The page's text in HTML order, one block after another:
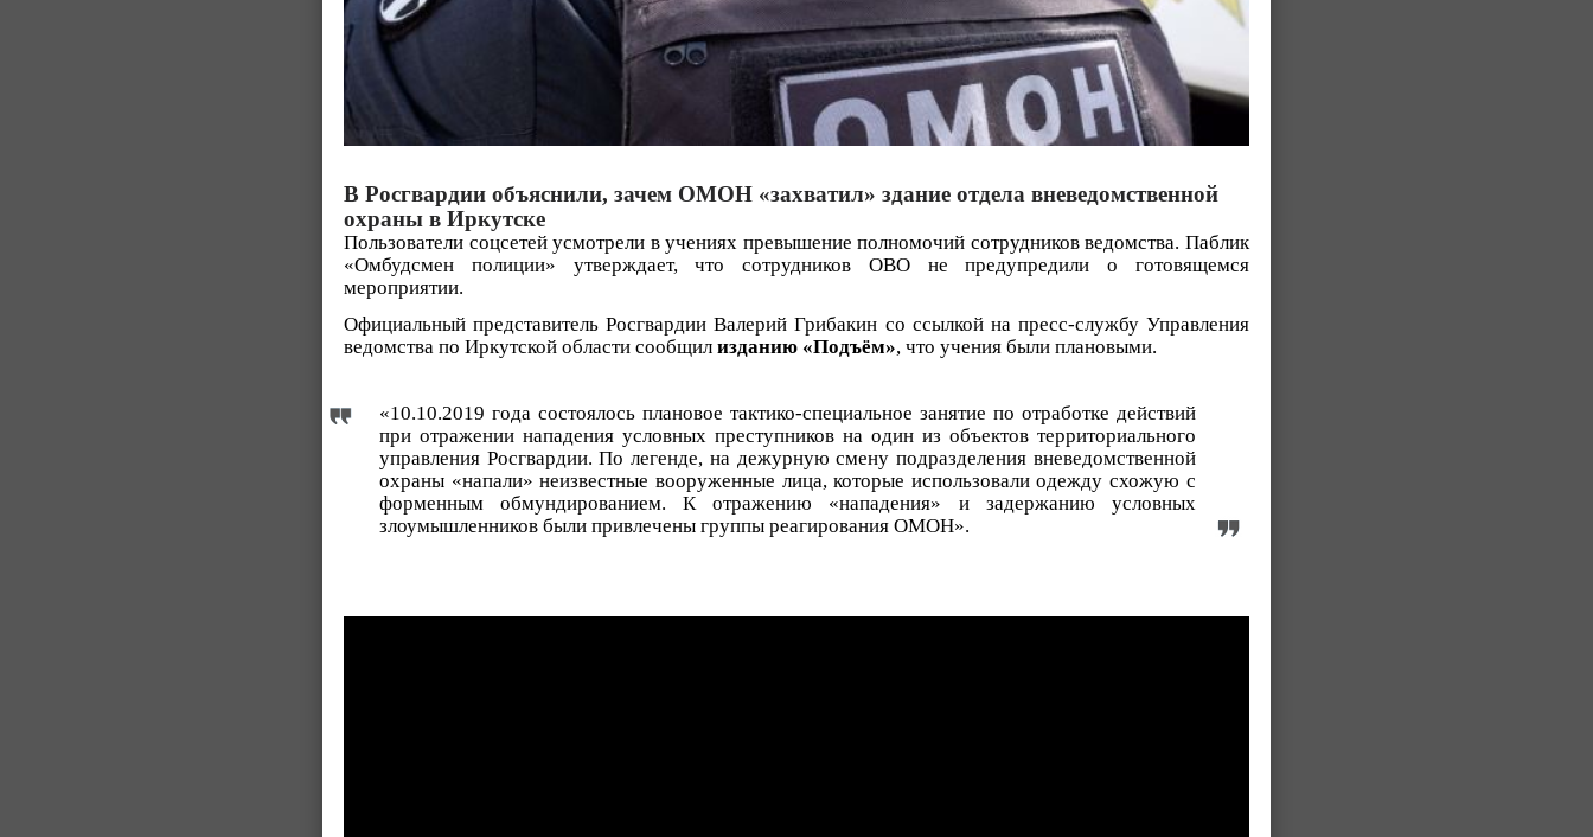
В Росгвардии объяснили, зачем ОМОН «захватил» здание отдела вневедомственной
охраны в Иркутске
Пользователи соцсетей усмотрели в учениях превышение полномочий сотрудников ведомства. Паблик
«Омбудсмен полиции» утверждает, что сотрудников ОВО не предупредили о готовящемся
мероприятии.
Официальный представитель Росгвардии Валерий Грибакин со ссылкой на пресс-службу Управления
ведомства по Иркутской области сообщил изданию «Подъём», что учения были плановыми.
«10.10.2019 года состоялось плановое тактико-специальное занятие по отработке действий
при отражении нападения условных преступников на один из объектов территориального
управления Росгвардии. По легенде, на дежурную смену подразделения вневедомственной
охраны «напали» неизвестные вооруженные лица, которые использовали одежду схожую с
форменным обмундированием. К отражению «нападения» и задержанию условных
злоумышленников были привлечены группы реагирования ОМОН».